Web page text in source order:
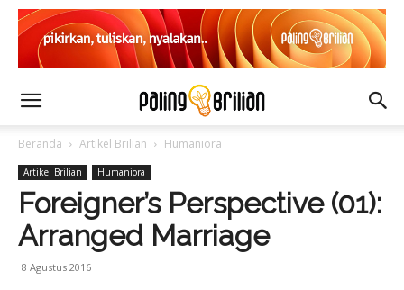
Beranda Artikel Brilian Humaniora
Artikel Brilian Humaniora
Foreigner’s Perspective (01):
Arranged Marriage
8 Agustus 2016